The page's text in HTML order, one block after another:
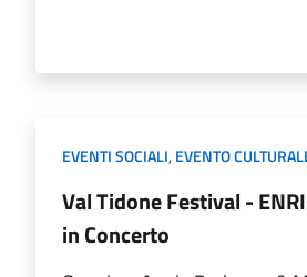
EVENTI SOCIALI,EVENTO
Val Tidone Festival -
in Concerto